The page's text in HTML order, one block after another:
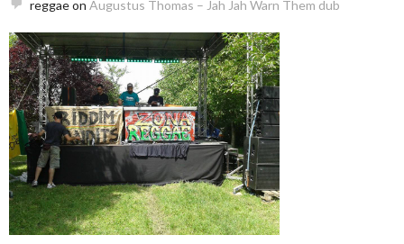
reggaeon Augustus Thomas – Jah Jah Warn Them dub